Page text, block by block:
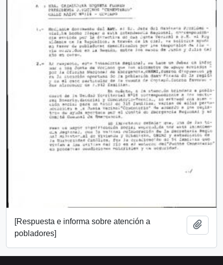
[Respuesta e informa sobre atención a
pobladores]